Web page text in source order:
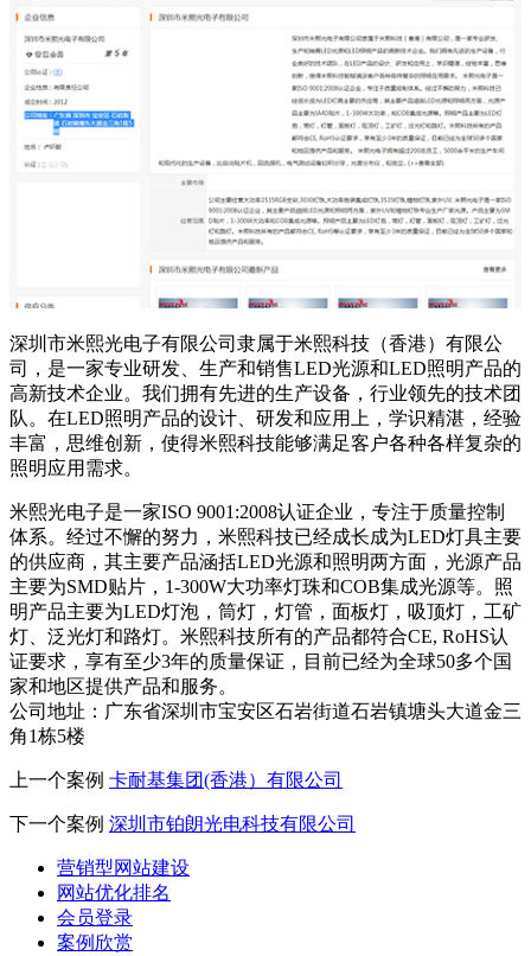
深圳市米熙光电子有限公司隶属于米熙科技（香港）有限公
司，是一家专业研发、生产和销售LED光源和LED照明产品的
高新技术企业。我们拥有先进的生产设备，行业领先的技术团
队。在LED照明产品的设计、研发和应用上，学识精湛，经验
丰富，思维创新，使得米熙科技能够满足客户各种各样复杂的
照明应用需求。
米熙光电子是一家ISO 9001:2008认证企业，专注于质量控制
体系。经过不懈的努力，米熙科技已经成长成为LED灯具主要
的供应商，其主要产品涵括LED光源和照明两方面，光源产品
主要为SMD贴片，1-300W大功率灯珠和COB集成光源等。照
明产品主要为LED灯泡，筒灯，灯管，面板灯，吸顶灯，工矿
灯、泛光灯和路灯。米熙科技所有的产品都符合CE, RoHS认
证要求，享有至少3年的质量保证，目前已经为全球50多个国
家和地区提供产品和服务。
公司地址：广东省深圳市宝安区石岩街道石岩镇塘头大道金三
角1栋5楼
上一个案例 卡耐基集团(香港）有限公司
下一个案例 深圳市铂朗光电科技有限公司
营销型网站建设
网站优化排名
会员登录
案例欣赏